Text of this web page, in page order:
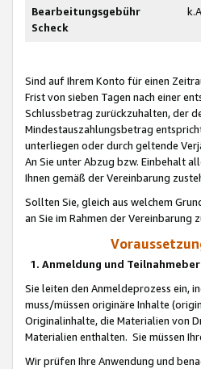
Bearbeitungsgebühr
Scheck
Sind auf Ihrem Konto für einen
Frist von sieben Tagen nach einer
Schlussbetrag zurückzuhalten, der
Mindestauszahlungsbetrag
unterliegen oder durch geltende
An Sie unter Abzug bzw. Einbehalt
Ihnen gemäß der Vereinbarung
Sollten Sie, gleich aus welchem
an Sie im Rahmen der
1. Anmeldung und
Sie leiten den Anmeldeprozess ein,
muss/müssen originäre Inhalte
Originalinhalte, die Materialien von
Materialien enthalten. Sie müssen
Wir prüfen Ihre Anwendung und